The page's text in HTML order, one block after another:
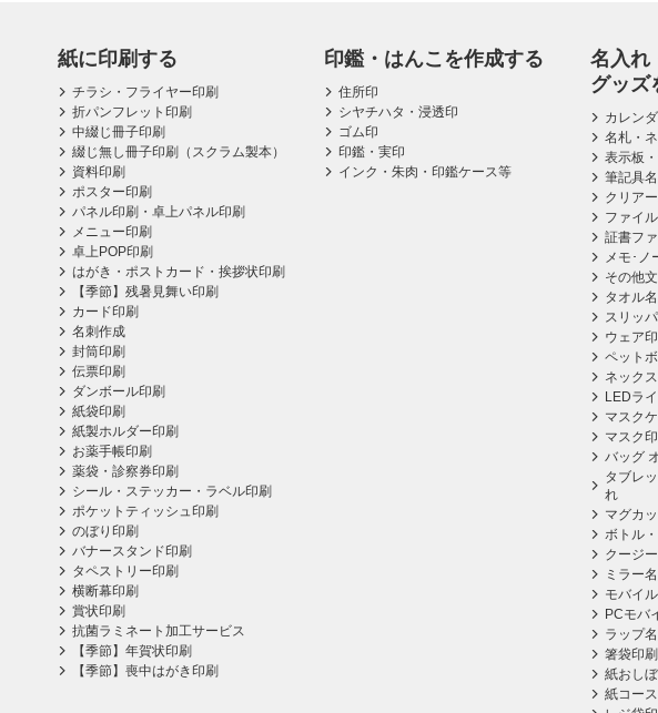
紙に印刷する
チラシ・フライヤー印刷
折パンフレット印刷
中綴じ冊子印刷
綴じ無し冊子印刷（スクラム製本）
資料印刷
ポスター印刷
パネル印刷・卓上パネル印刷
メニュー印刷
卓上POP印刷
はがき・ポストカード・挨拶状印刷
【季節】残暑見舞い印刷
カード印刷
名刺作成
封筒印刷
伝票印刷
ダンボール印刷
紙袋印刷
紙製ホルダー印刷
お薬手帳印刷
薬袋・診察券印刷
シール・ステッカー・ラベル印刷
ポケットティッシュ印刷
のぼり印刷
バナースタンド印刷
タペストリー印刷
横断幕印刷
賞状印刷
抗菌ラミネート加工サービス
【季節】年賀状印刷
【季節】喪中はがき印刷
印鑑・はんこを作成する
住所印
シヤチハタ・浸透印
ゴム印
印鑑・実印
インク・朱肉・印鑑ケース等
名入れ
グッズ
カレン
名札・
表示板
筆記具
クリア
ファイ
証書フ
メモ･ノ
その他
タオル
スリッ
ウェア
ペット
ネック
LEDラ
マスク
マスク
バッグ
タブレ
れ
マグカ
ボトル
クージ
ミラー
モバイ
PCモバ
ラップ
箸袋印刷
紙おし
紙コー